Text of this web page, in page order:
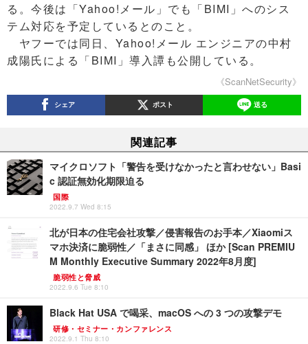
る。今後は「Yahoo!メール」でも「BIMI」へのシス
テム対応を予定しているとのこと。
ヤフーでは同日、Yahoo!メール エンジニアの中村
成陽氏による「BIMI」導入譚も公開している。
《ScanNetSecurity》
シェア ポスト 送る
関連記事
マイクロソフト「警告を受けなかったと言わせない」Basi
c 認証無効化期限迫る
国際
2022.9.7 Wed 8:15
北が日本の住宅会社攻撃／侵害報告のお手本／Xiaomiス
マホ決済に脆弱性／「まさに同感」 ほか [Scan PREMIU
M Monthly Executive Summary 2022年8月度]
脆弱性と脅威
2022.9.6 Tue 8:10
Black Hat USA で喝采、macOS への 3 つの攻撃デモ
研修・セミナー・カンファレンス
2022.9.1 Thu 8:10